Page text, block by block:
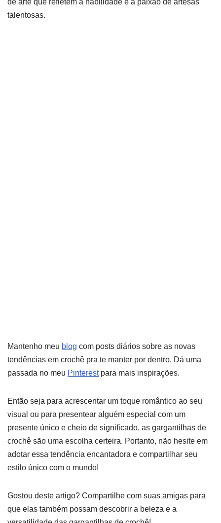
de arte que refletem a habilidade e a paixão de artesãs
talentosas.
Mantenho meu blog com posts diários sobre as novas
tendências em crochê pra te manter por dentro. Dá uma
passada no meu Pinterestpara mais inspirações.
Então seja para acrescentar um toque romântico ao seu
visual ou para presentear alguém especial com um
presente único e cheio de significado, as gargantilhas de
crochê são uma escolha certeira. Portanto, não hesite em
adotar essa tendência encantadora e compartilhar seu
estilo único com o mundo!
Gostou deste artigo? Compartilhe com suas amigas para
que elas também possam descobrir a beleza e a